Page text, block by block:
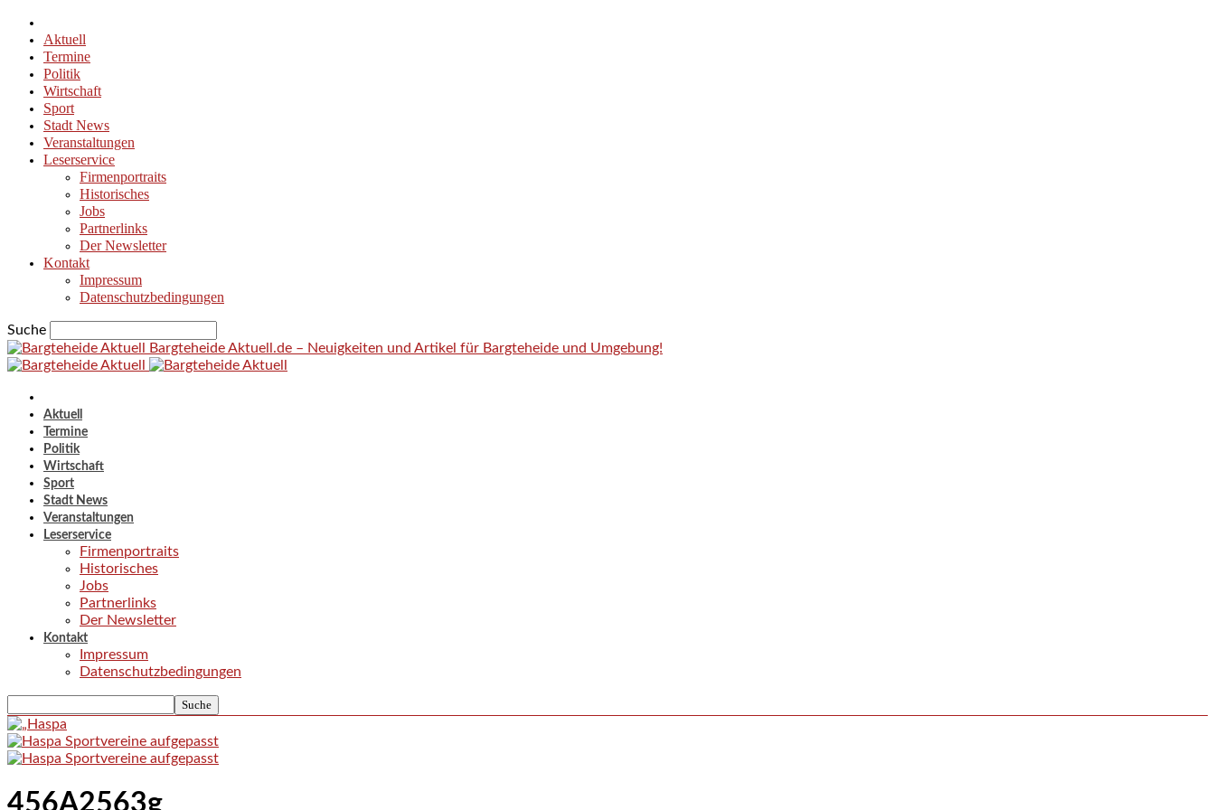
Aktuell
Termine
Politik
Wirtschaft
Sport
Stadt News
Veranstaltungen
Leserservice
Firmenportraits
Historisches
Jobs
Partnerlinks
Der Newsletter
Kontakt
Impressum
Datenschutzbedingungen
Suche
Bargteheide Aktuell.de – Neuigkeiten und Artikel für Bargteheide und Umgebung!
Aktuell
Termine
Politik
Wirtschaft
Sport
Stadt News
Veranstaltungen
Leserservice
Firmenportraits
Historisches
Jobs
Partnerlinks
Der Newsletter
Kontakt
Impressum
Datenschutzbedingungen
456A2563g